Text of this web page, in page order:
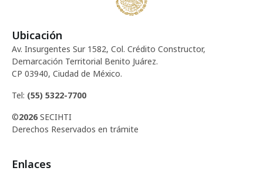
Ubicación
Av. Insurgentes Sur 1582, Col. Crédito Constructor,
Demarcación Territorial Benito Juárez.
CP 03940, Ciudad de México.
Tel: (55) 5322-7700
©2026 SECIHTI
Derechos Reservados en trámite
Enlaces